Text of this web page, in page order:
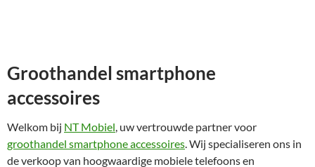
Groothandel smartphone
accessoires
Welkom bij NT Mobiel, uw vertrouwde partner voor
groothandel smartphone accessoires. Wij specialiseren ons in
de verkoop van hoogwaardige mobiele telefoons en